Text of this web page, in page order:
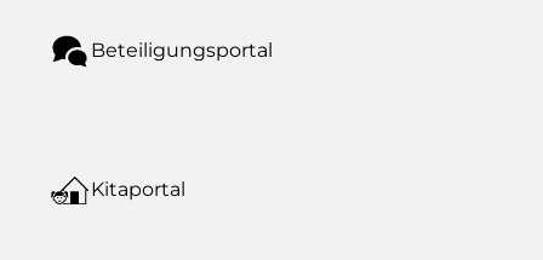
Beteiligungsportal
Kitaportal